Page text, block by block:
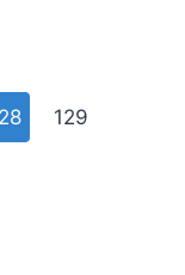
129